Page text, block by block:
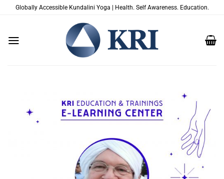
SaltaGlobally Accessible Kundalini Yoga | Health. Self Awareness. Education.